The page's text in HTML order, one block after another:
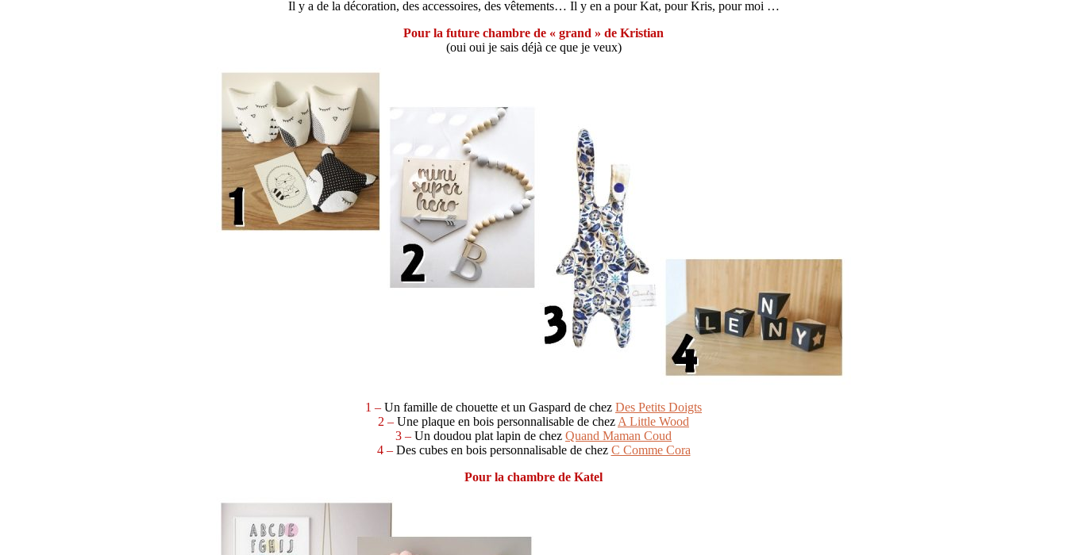
Il y a de la décoration, des accessoires, des vêtements… Il y en a pour Kat, pour Kris, pour moi …
Pour la future chambre de « grand » de Kristian
(oui oui je sais déjà ce que je veux)
1 – Un famille de chouette et un Gaspard de chez Des Petits Doigts
2 – Une plaque en bois personnalisable de chez A Little Wood
3 – Un doudou plat lapin de chez Quand Maman Coud
4 – Des cubes en bois personnalisable de chez C Comme Cora
Pour la chambre de Katel